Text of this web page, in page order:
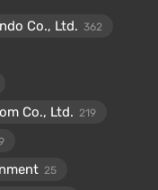
Co., Ltd. 362
Co., Ltd. 219
25